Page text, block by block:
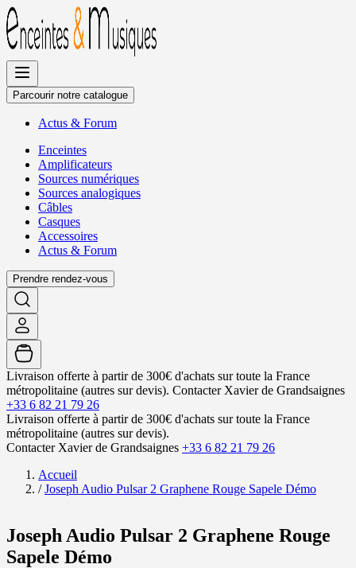
Allez
au
contenu
Parcourir notre catalogue
Actus & Forum
Enceintes
Amplificateurs
Sources numériques
Sources analogiques
Câbles
Casques
Accessoires
Actus & Forum
Prendre rendez-vous
Livraison offerte à partir de 300€ d'achats sur toute la France
métropolitaine (autres sur devis). Contacter Xavier de Grandsaignes
+33 6 82 21 79 26
Livraison offerte à partir de 300€ d'achats sur toute la France
métropolitaine (autres sur devis).
Contacter Xavier de Grandsaignes +33 6 82 21 79 26
Accueil
/ Joseph Audio Pulsar 2 Graphene Rouge Sapele Démo
Joseph Audio Pulsar 2 Graphene Rouge
Sapele Démo